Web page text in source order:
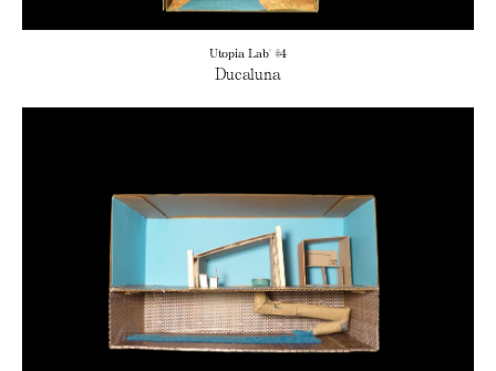
Utopia Lab' #4
Ducaluna